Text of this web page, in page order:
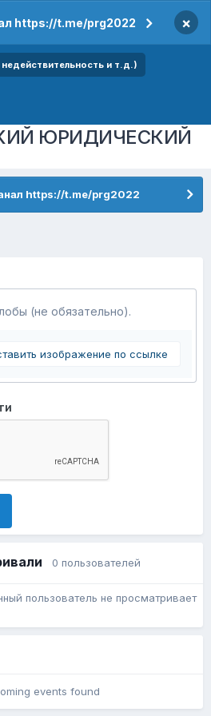
https://t.me/prg2022 ×
и т.д.)
ЮРИДИЧЕСКИЙ
https://t.me/prg2022
(не обязательно).
изображение по ссылке
0 пользователей
пользователь не просматривает
events found